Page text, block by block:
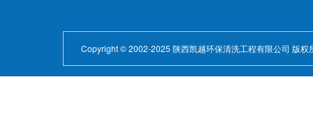
Copyright © 2002-2025 陕西凯越环保清洗工程有限公司 版